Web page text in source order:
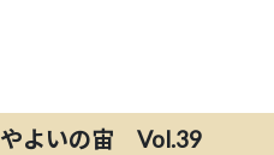
やよいの宙 Vol.39